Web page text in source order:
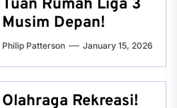
Tuan Rumah Liga 3
Musim Depan!
Philip Patterson January 15, 2026
Olahraga Rekreasi!